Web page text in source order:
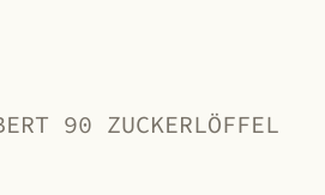
90 ZUCKERLÖFFEL